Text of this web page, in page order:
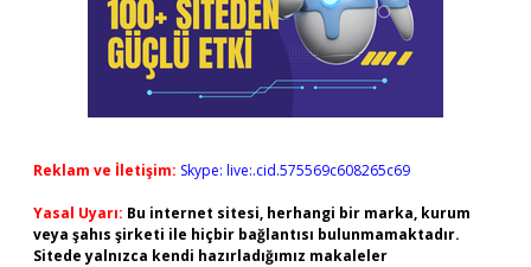
Reklam ve İletişim: Skype: live:.cid.575569c608265c69
Yasal Uyarı: Bu internet sitesi, herhangi bir marka, kurum
veya şahıs şirketi ile hiçbir bağlantısı bulunmamaktadır.
Sitede yalnızca kendi hazırladığımız makaleler